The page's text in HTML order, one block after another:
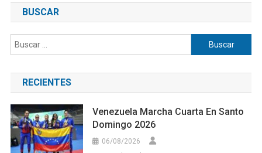
BUSCAR
Buscar:
RECIENTES
Venezuela Marcha Cuarta En Santo
Domingo 2026
06/08/2026